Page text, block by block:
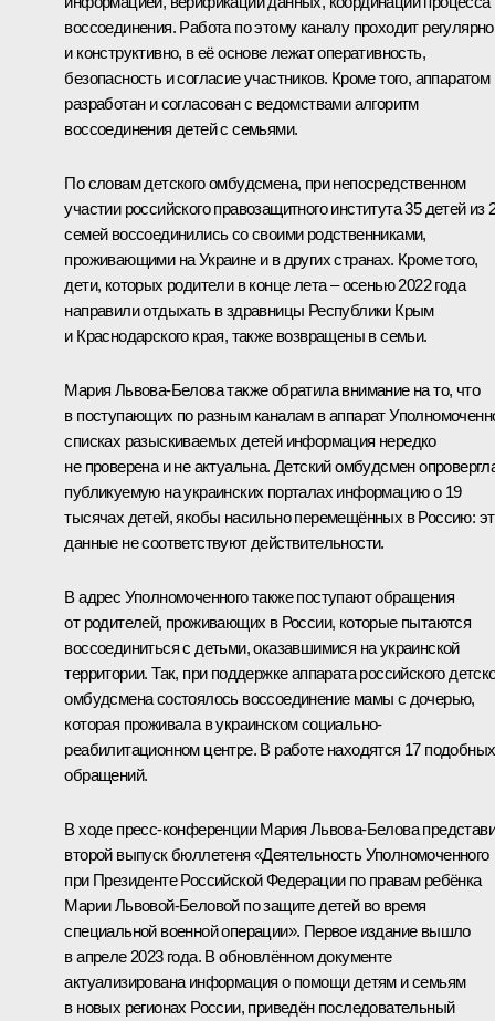
воссоединения. Работа по этому каналу проходит регулярно
и конструктивно, в её основе лежат оперативность,
безопасность и согласие участников. Кроме того, аппаратом
разработан и согласован с ведомствами алгоритм
воссоединения детей с семьями.
По словам детского омбудсмена, при непосредственном
участии российского правозащитного института 35 детей из
семей воссоединились со своими родственниками,
проживающими на Украине и в других странах. Кроме того,
дети, которых родители в конце лета – осенью 2022 года
направили отдыхать в здравницы Республики Крым
и Краснодарского края, также возвращены в семьи.
Мария Львова-Белова также обратила внимание на то, что
в поступающих по разным каналам в аппарат
списках разыскиваемых детей информация нередко
не проверена и не актуальна. Детский омбудсмен
публикуемую на украинских порталах информацию о 19
тысячах детей, якобы насильно перемещённых в Россию:
данные не соответствуют действительности.
В адрес Уполномоченного также поступают обращения
от родителей, проживающих в России, которые пытаются
воссоединиться с детьми, оказавшимися на украинской
территории. Так, при поддержке аппарата российского
омбудсмена состоялось воссоединение мамы с дочерью,
которая проживала в украинском социально-
реабилитационном центре. В работе находятся 17 подобных
обращений.
В ходе пресс-конференции Мария Львова-Белова
второй выпуск бюллетеня «Деятельность Уполномоченного
при Президенте Российской Федерации по правам ребёнка
Марии Львовой-Беловой по защите детей во время
специальной военной операции». Первое издание вышло
в апреле 2023 года. В обновлённом документе
актуализирована информация о помощи детям и семьям
в новых регионах России, приведён последовательный